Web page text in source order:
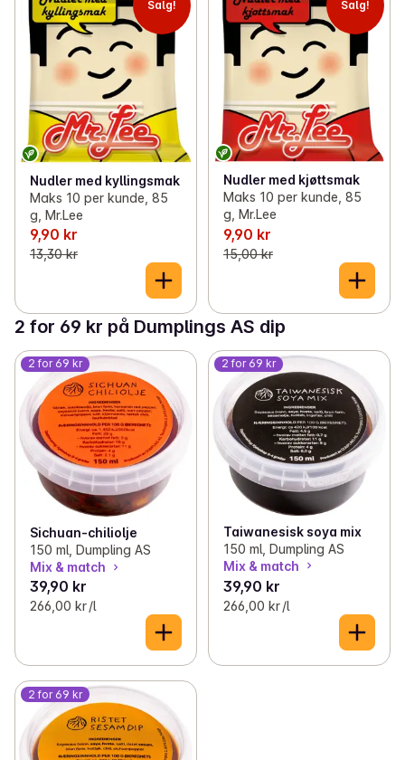
Salg!
Nudler med kyllingsmak
Maks 10 per kunde, 85
g, Mr.Lee
9,90 kr
13,30 kr
Salg!
Nudler med kjøttsmak
Maks 10 per kunde, 85
g, Mr.Lee
9,90 kr
15,00 kr
2 for 69 kr på Dumplings AS dip
2 for 69 kr
Sichuan-chiliolje
150 ml, Dumpling AS
Mix & match
39,90 kr
266,00 kr /l
2 for 69 kr
Taiwanesisk soya mix
150 ml, Dumpling AS
Mix & match
39,90 kr
266,00 kr /l
2 for 69 kr